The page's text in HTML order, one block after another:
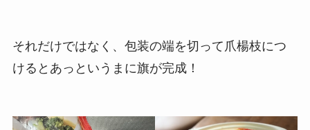
それだけではなく、包装の端を切って爪楊枝につ
けるとあっというまに旗が完成！